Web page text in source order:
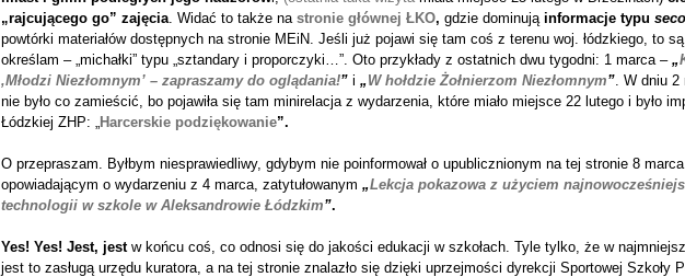
„rajcującego go” zajęcia. Widać to także na stronie głównej ŁKO, gdzie dominująinformacje typu
powtórki materiałów dostępnych na stronie MEiN. Jeśli już pojawi się tam coś z terenu woj. łódzkiego, to
określam – „michałki” typu „sztandary i proporczyki…”. Oto przykłady z ostatnich dwu tygodni: 1 marca – „
‚Młodzi Niezłomnym’ – zapraszamy do oglądania!”i „W hołdzie Żołnierzom Niezłomnym”. W dniu 2
nie było co zamieścić, bo pojawiła się tam minirelacja z wydarzenia, które miało miejsce 22 lutego i było
Łódzkiej ZHP: „Harcerskie podziękowanie”.
O przepraszam. Byłbym niesprawiedliwy, gdybym nie poinformował o upublicznionym na tej stronie 8
opowiadającym o wydarzeniu z 4 marca, zatytułowanym „Lekcja pokazowa z użyciem
technologii w szkole w Aleksandrowie Łódzkim”.
Yes! Yes! Jest, jest w końcu coś, co odnosi się do jakości edukacji w szkołach. Tyle tylko, że w
jest to zasługą urzędu kuratora, a na tej stronie znalazło się dzięki uprzejmości dyrekcji Sportowej Szkoły